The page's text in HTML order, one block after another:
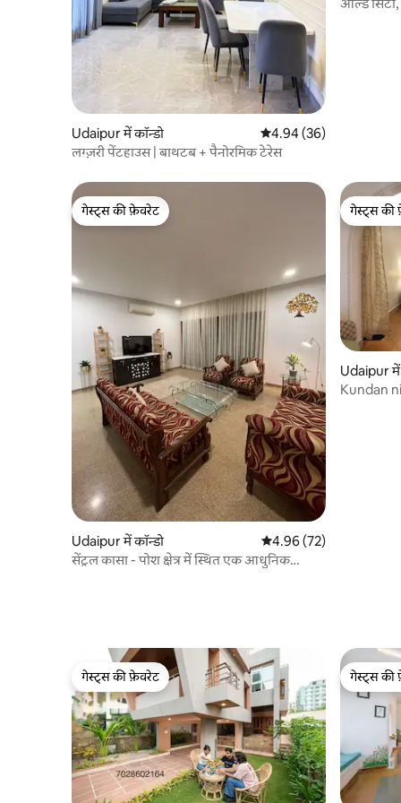
Udaipur में कॉन्डो औसत रेटिंग 5 में से 4.94, 36
4.94 (36)
लग्ज़री पेंटहाउस | बाथटब + पैनोरमिक टेरेस
गेस्ट्स की फ़ेवरेट
गेस्ट्स की फ़ेवरेट
Udaipur में कॉन्डो औसत रेटिंग 5 में से 4.96, 72
4.96 (72)
सेंट्रल कासा - पोश क्षेत्र में स्थित एक आधुनिक
गेस्ट्स की
गेस्ट्स की
Udaipur में
Kundan
गेस्ट्स की फ़ेवरेट
गेस्ट्स की फ़ेवरेट
गेस्ट्स की
गेस्ट्स की